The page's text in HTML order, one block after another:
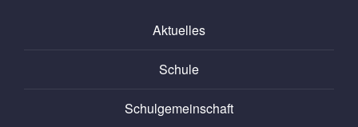
Aktuelles
Schule
Schulgemeinschaft